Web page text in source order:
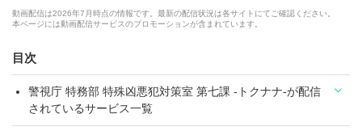
動画配信は2026年7月時点の情報です。最新の配信状況は各サイトにてご確認ください。
本ページには動画配信サービスのプロモーションが含まれています。
目次
警視庁 特務部 特殊凶悪犯対策室 第七課 -トクナナ-が配信
されているサービス一覧